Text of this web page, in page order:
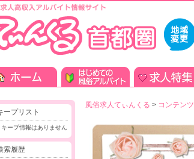
風俗求人てぃんくる > コンテンツ
ープリスト
キープ情報はありません
索履歴